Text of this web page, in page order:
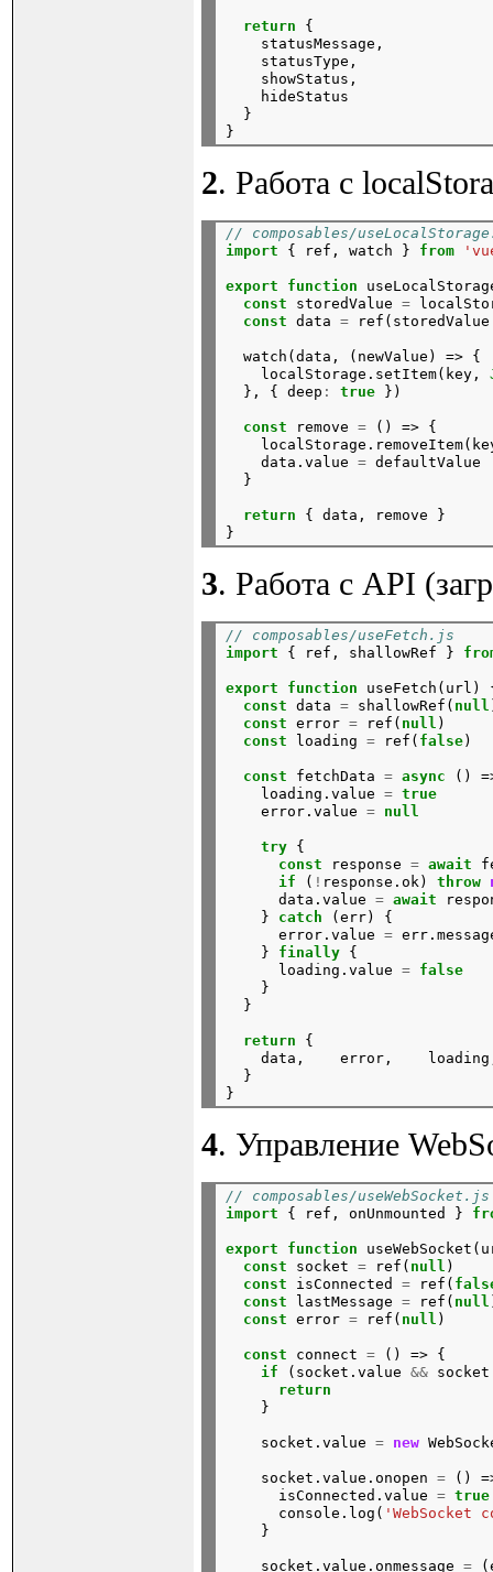
return
{
statusMessage,
statusType,
showStatus,
hideStatus
}
2. Работа с
// composables/
import
{ ref, watch } from
export function
const
storedValue =
const
data = ref(storedValue
watch(data, (newValue) => {
localStorage.setItem(key,
},
{ deep : true })
const remove = () => {
data.value
= defaultValue
}
return { data, remove
}
3. Работа с API
// composables/useFetch.js
import
{ ref, shallowRef }
export function useFetch(url)
const
data = shallowRef( null
const
error = ref( null )
const
loading = ref( false)
const fetchData = async ()
loading.value
= true
error.value
= null
try {
const
response = await
if
( ! response.ok) throw
data.value
= await
}
catch (err)
{
error.value
=
}
finally {
loading.value
= false
}
}
return
{
data,
error,
}
4. Управление
// composables/useWebSocket.js
import
{ ref, onUnmounted }
export function
const
socket = ref( null )
const
isConnected = ref(
const
lastMessage = ref( null
const
error = ref( null )
const connect = () => {
if
(socket.value &&
return
}
socket.value = new
socket.value.onopen = ()
isConnected.value
= true
console.log( 'WebSocket
}
socket.value.onmessage =